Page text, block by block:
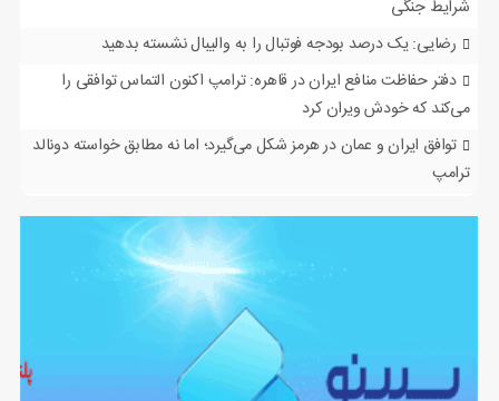
شرایط جنگی
رضایی: یک درصد بودجه فوتبال را به والیبال نشسته بدهید
دفتر حفاظت منافع ایران در قاهره: ترامپ اکنون التماس توافقی را
می‌کند که خودش ویران کرد
توافق ایران و عمان در هرمز شکل می‌گیرد؛ اما نه مطابق خواسته دونالد
ترامپ